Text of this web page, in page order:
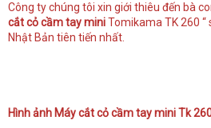
Công ty chúng tôi xin giới thiêu đến bà
cắt cỏ cầm tay miniTomikama TK 260
Nhật Bản tiên tiến nhất.
Hình ảnh Máy cắt cỏ cầm tay mini Tk